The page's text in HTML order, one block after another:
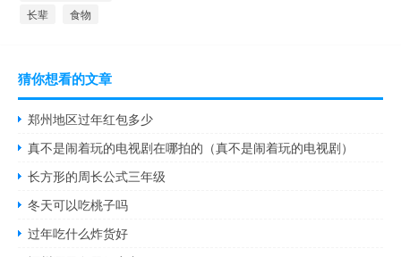
长辈 食物
猜你想看的文章
郑州地区过年红包多少
真不是闹着玩的电视剧在哪拍的（真不是闹着玩的电视剧）
长方形的周长公式三年级
冬天可以吃桃子吗
过年吃什么炸货好